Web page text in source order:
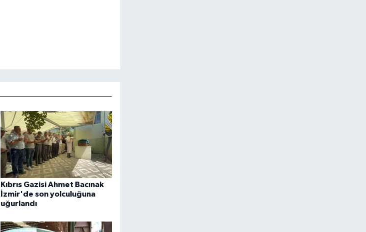
Kıbrıs Gazisi Ahmet Bacınak
İzmir'de son yolculuğuna
uğurlandı